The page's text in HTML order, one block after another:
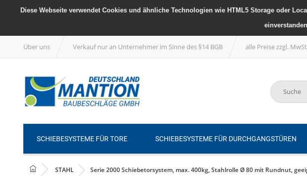
Diese Webseite verwendet Cookies und ähnliche Technologien wie HTML5 Storage oder
Über uns Verkauf nur an Unternehmer im Sinne des §14 BGB alle Preise zzgl.
SCHIEBESYSTEME FÜR TORE SCHIEBESYSTEME FÜR DURCHGANGSTÜREN
STAHL Serie 2000 Schiebetorsystem, max. 400kg, Stahlrolle Ø 80 mit Rundnut,